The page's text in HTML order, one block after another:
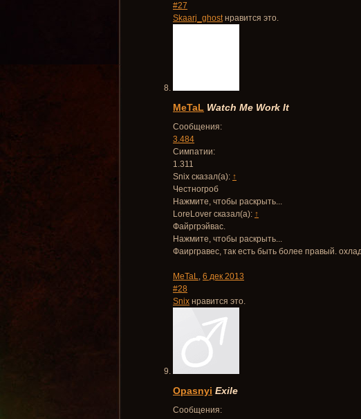
#27
Skaarj_ghostнравится это.
MeTaL Watch Me Work It
Сообщения:
3.484
Симпатии:
1.311
Snix сказал(а): ↑
Честногроб
Нажмите, чтобы раскрыть...
LoreLover сказал(а): ↑
Файргрэйвас.
Нажмите, чтобы раскрыть...
Фаиргравес, так есть быть более правый.
MeTaL, 6 дек 2013
#28
Snix нравится это.
Opasnyi Exile
Сообщения: